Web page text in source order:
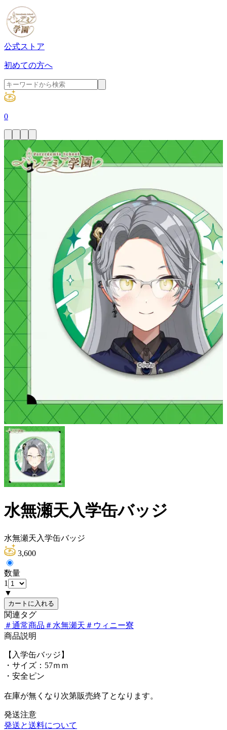
公式ストア
初めての方へ
0
水無瀬天入学缶バッジ
水無瀬天入学缶バッジ
3,600
数量
1
▼
カートに入れる
関連タグ
＃通常商品 ＃ 水無瀬天 ＃ ウィニー寮
商品説明
【入学缶バッジ】
・サイズ：57ｍｍ
・安全ピン
在庫が無くなり次第販売終了となります。
発送注意
発送と送料について